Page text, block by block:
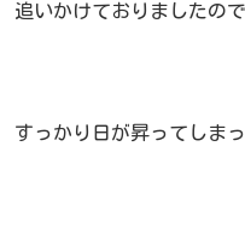
追いかけておりましたので
すっかり日が昇ってしま